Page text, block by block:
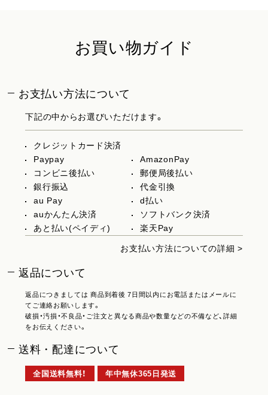
お買い物ガイド
お支払い方法について
下記の中からお選びいただけます。
クレジットカード決済
Paypay
AmazonPay
コンビニ後払い
郵便局後払い
銀行振込
代金引換
au Pay
d払い
auかんたん決済
ソフトバンク決済
あと払い(ペイディ)
楽天Pay
お支払い方法についての詳細 >
返品について
返品につきましては 商品到着後 7日間以内にお電話またはメールに
てご連絡お願いします。
破損・汚損・不良品・ご注文と異なる商品や数量などの不備など、詳細
をお伝えください。
送料・配達について
全国送料無料！ 年中無休365日発送